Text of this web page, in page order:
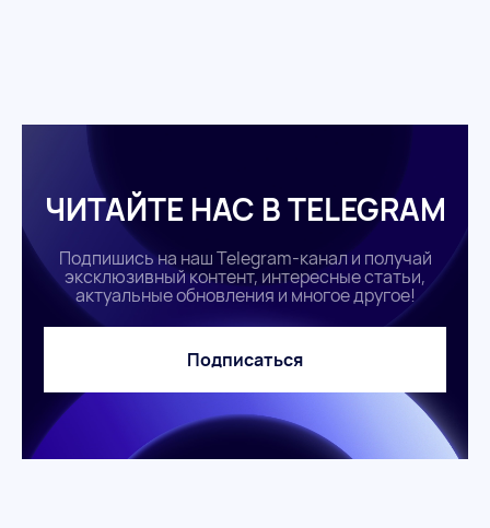
ЧИТАЙТЕ НАС В TELEGRAM
Подпишись на наш Telegram-канал и получай
эксклюзивный контент, интересные статьи,
актуальные обновления и многое другое!
Подписаться